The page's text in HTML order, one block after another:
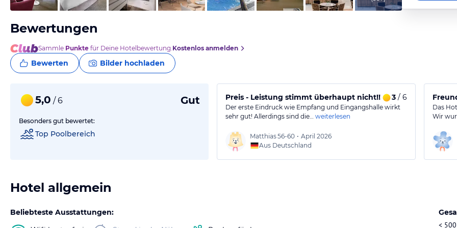
Bewertungen
Sammle Punkte für Deine Hotelbewertung.Kostenlos anmelden
Bewerten Bilder hochladen
5,0 / 6 Gut
Besonders gut bewertet:
Top Poolbereich
Preis - Leistung stimmt überhaupt nicht!! 3/ 6
Der erste Eindruck wie Empfang und Eingangshalle wirkt
sehr gut! Allerdings sind die… weiterlesen
Matthias56-60 • April 2026
Aus Deutschland
Das
Wir
Hotel allgemein
Beliebteste Ausstattungen:
< 500